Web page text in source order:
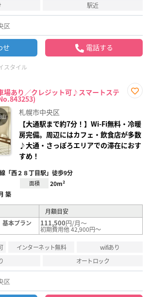
駅近
区
せ 電話する
スタイル
場あり／クレジット可♪スマートステ
録
札幌市中央区
【大通駅まで約7分！】Wi-Fi無料・冷暖
房完備。周辺にはカフェ・飲食店が多数
♪大通・さっぽろエリアでの滞在におす
すめ！
「西２８丁目駅」徒歩9分
面積 20m²
築
月額目安
本プラン
111,500円/月～
初期費用他 42,900円～
インターネット無料
wifiあり
オートロック
区